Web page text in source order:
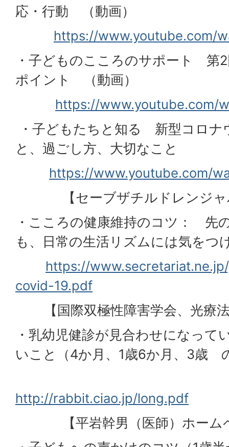
応・行動 （動画）
https://www.youtube.com/
・子どものこころのサポート 第
ポイント （動画）
https://www.youtube.com/
・子どもたちと知る 新型コロナ
と、過ごし方、大切なこと
https://www.youtube.com/
【セーブザチルドレ
・こころの健康維持のコツ： 先
も、日常の生活リズムには気をつ
https://
covid-19.pdf
【国際双極性障害学会、光療法
・乳幼児健診が見合わせになって
いこと（4か月、1歳6か月、3歳
http://rabbit.ciao.jp/long.pdf
【平岩幹男（医師）ホーム